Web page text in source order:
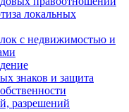
локальных
с недвижимостью и
знаков и защита
разрешений